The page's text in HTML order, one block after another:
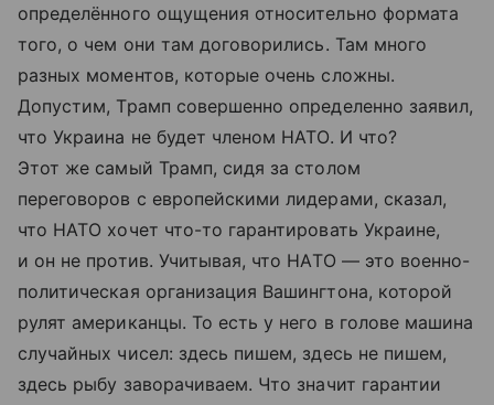
определённого ощущения относительно формата
того, о чем они там договорились. Там много
разных моментов, которые очень сложны.
Допустим, Трамп совершенно определенно заявил,
что Украина не будет членом НАТО. И что?
Этот же самый Трамп, сидя за столом
переговоров с европейскими лидерами, сказал,
что НАТО хочет что-то гарантировать Украине,
и он не против. Учитывая, что НАТО — это военно-
политическая организация Вашингтона, которой
рулят американцы. То есть у него в голове машина
случайных чисел: здесь пишем, здесь не пишем,
здесь рыбу заворачиваем. Что значит гарантии